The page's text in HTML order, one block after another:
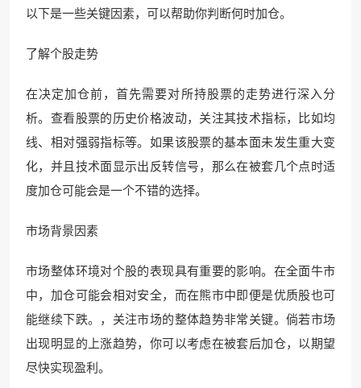
以下是一些关键因素，可以帮助你判断何时加仓。
了解个股走势
在决定加仓前，首先需要对所持股票的走势进行深入分
析。查看股票的历史价格波动，关注其技术指标，比如均
线、相对强弱指标等。如果该股票的基本面未发生重大变
化，并且技术面显示出反转信号，那么在被套几个点时适
度加仓可能会是一个不错的选择。
市场背景因素
市场整体环境对个股的表现具有重要的影响。在全面牛市
中，加仓可能会相对安全，而在熊市中即便是优质股也可
能继续下跌。，关注市场的整体趋势非常关键。倘若市场
出现明显的上涨趋势，你可以考虑在被套后加仓，以期望
尽快实现盈利。